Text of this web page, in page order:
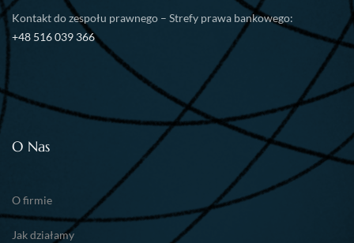
Kontakt do zespołu prawnego – Strefy prawa bankowego:
+48 516 039 366
O Nas
O firmie
Jak działamy